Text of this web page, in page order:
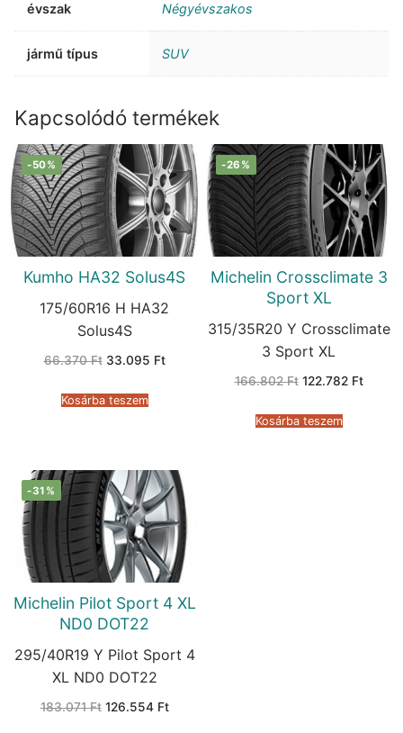
évszak Négyévszakos
jármű típus SUV
Kapcsolódó termékek
-50%
Kumho HA32 Solus4S
175/60R16 H HA32
Solus4S
66.370Ft Original
66.370 Ft.
33.095 FtCurrent
Kosárba teszem
-26%
Michelin Crossclimate 3
Sport XL
315/35R20 Y Crossclimate
3 Sport XL
166.802Ft Original
166.802 Ft.
122.782 Ft
Kosárba teszem
-31%
Michelin Pilot Sport 4 XL
ND0 DOT22
295/40R19 Y Pilot Sport 4
XL ND0 DOT22
183.071Ft Original
126.554 FtCurrent